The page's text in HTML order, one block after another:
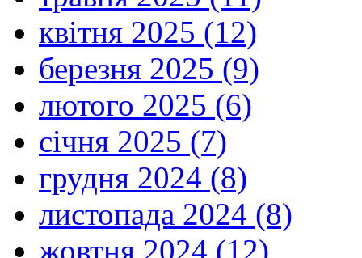
квітня 2025 (12)
березня 2025 (9)
лютого 2025 (6)
січня 2025 (7)
грудня 2024 (8)
листопада 2024 (8)
жовтня 2024 (12)